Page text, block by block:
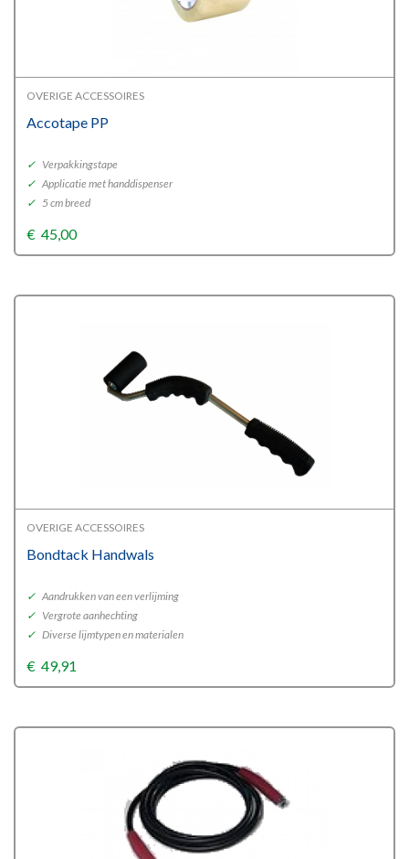
OVERIGE ACCESSOIRES
Accotape PP
✓ Verpakkingstape
✓ Applicatie met handdispenser
✓ 5 cm breed
€ 45,00
OVERIGE ACCESSOIRES
Bondtack Handwals
✓ Aandrukken van een verlijming
✓ Vergrote aanhechting
✓ Diverse lijmtypen en materialen
€ 49,91